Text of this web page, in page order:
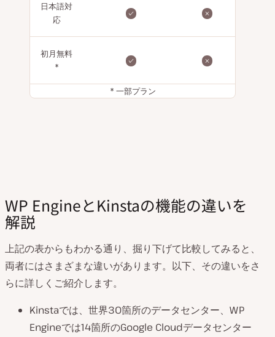
日本語対
応
初月無料
*
* 一部プラン
WP EngineとKinstaの機能の違いを
解説
上記の表からもわかる通り、掘り下げて比較してみると、
両者にはさまざまな違いがあります。以下、その違いをさ
らに詳しくご紹介します。
Kinstaでは、世界30箇所のデータセンター、WP
Engineでは14箇所のGoogle Cloudデータセンター